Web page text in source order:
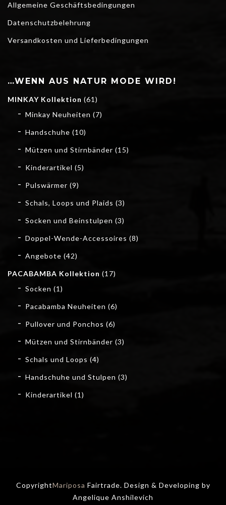
Allgemeine Geschäftsbedingungen
Datenschutzbelehrung
Versandkosten und Lieferbedingungen
…WENN AUS NATUR MODE WIRD!
MINKAY Kollektion (61)
Minkay Neuheiten (7)
Handschuhe (10)
Mützen und Stirnbänder (15)
Kinderartikel (5)
Pulswärmer (9)
Schals, Loops und Plaids (3)
Socken und Beinstulpen (3)
Doppel-Wende-Accessoires (8)
Angebote (42)
PACABAMBA Kollektion (17)
Socken (1)
Pacabamba Neuheiten (6)
Pullover und Ponchos (6)
Mützen und Stirnbänder (3)
Schals und Loops (4)
Handschuhe und Stulpen (3)
Kinderartikel (1)
CopyrightMariposa Fairtrade. Design & Developing by
Angelique Anshilevich